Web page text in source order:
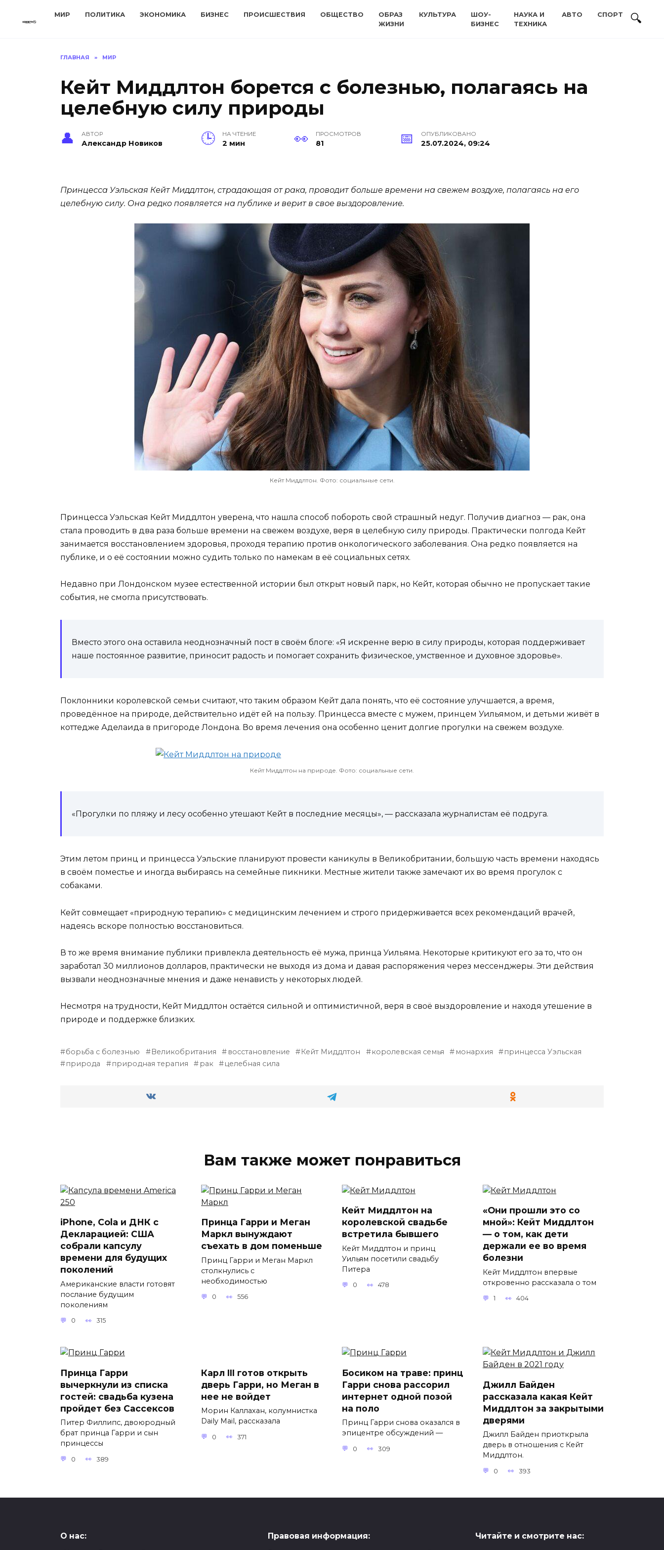
МИР ПОЛИТИКА ЭКОНОМИКА БИЗНЕС ПРОИСШЕСТВИЯ ОБЩЕСТВО
ОБРАЗ
ЖИЗНИ
КУЛЬТУРА
ШОУ-
БИЗНЕС
НАУКА И
ТЕХНИКА
АВТО СПОРТ
ГЛАВНАЯ » МИР
Кейт Миддлтон борется с болезнью, полагаясь на
целебную силу природы
АВТОР
Александр Новиков
НА ЧТЕНИЕ
2 мин
ПРОСМОТРОВ
81
ОПУБЛИКОВАНО
25.07.2024, 09:24
Принцесса Уэльская Кейт Миддлтон, страдающая от рака, проводит больше времени на свежем воздухе, полагаясь на его
целебную силу. Она редко появляется на публике и верит в свое выздоровление.
Кейт Миддлтон. Фото: социальные сети.
Принцесса Уэльская Кейт Миддлтон уверена, что нашла способ побороть свой страшный недуг. Получив диагноз — рак, она
стала проводить в два раза больше времени на свежем воздухе, веря в целебную силу природы. Практически полгода Кейт
занимается восстановлением здоровья, проходя терапию против онкологического заболевания. Она редко появляется на
публике, и о её состоянии можно судить только по намекам в её социальных сетях.
Недавно при Лондонском музее естественной истории был открыт новый парк, но Кейт, которая обычно не пропускает такие
события, не смогла присутствовать.
Вместо этого она оставила неоднозначный пост в своём блоге: «Я искренне верю в силу природы, которая поддерживает
наше постоянное развитие, приносит радость и помогает сохранить физическое, умственное и духовное здоровье».
Поклонники королевской семьи считают, что таким образом Кейт дала понять, что её состояние улучшается, а время,
проведённое на природе, действительно идёт ей на пользу. Принцесса вместе с мужем, принцем Уильямом, и детьми живёт в
коттедже Аделаида в пригороде Лондона. Во время лечения она особенно ценит долгие прогулки на свежем воздухе.
Кейт Миддлтон на природе. Фото: социальные сети.
«Прогулки по пляжу и лесу особенно утешают Кейт в последние месяцы», — рассказала журналистам её подруга.
Этим летом принц и принцесса Уэльские планируют провести каникулы в Великобритании, большую часть времени находясь
в своём поместье и иногда выбираясь на семейные пикники. Местные жители также замечают их во время прогулок с
собаками.
Кейт совмещает «природную терапию» с медицинским лечением и строго придерживается всех рекомендаций врачей,
надеясь вскоре полностью восстановиться.
В то же время внимание публики привлекла деятельность её мужа, принца Уильяма. Некоторые критикуют его за то, что он
заработал 30 миллионов долларов, практически не выходя из дома и давая распоряжения через мессенджеры. Эти действия
вызвали неоднозначные мнения и даже ненависть у некоторых людей.
Несмотря на трудности, Кейт Миддлтон остаётся сильной и оптимистичной, веря в своё выздоровление и находя утешение в
природе и поддержке близких.
борьба с болезнью Великобритания восстановление Кейт Миддлтон королевская семья монархия
принцесса Уэльская
природа
природная терапия рак целебная сила
Вам также может понравиться
iPhone, Cola и ДНК с
Декларацией: США
собрали капсулу
времени для будущих
поколений
Американские власти готовят
послание будущим
поколениям
0 315
Принца Гарри и Меган
Маркл вынуждают
съехать в дом поменьше
Принц Гарри и Меган Маркл
столкнулись с
необходимостью
0 556
Кейт Миддлтон на
королевской свадьбе
встретила бывшего
Кейт Миддлтон и принц
Уильям посетили свадьбу
Питера
0 478
«Они прошли это со
мной»: Кейт Миддлтон
— о том, как дети
держали ее во время
болезни
Кейт Миддлтон впервые
откровенно рассказала о том
1 404
Принца Гарри
вычеркнули из списка
гостей: свадьба кузена
пройдет без Сассексов
Питер Филлипс, двоюродный
брат принца Гарри и сын
принцессы
0 389
Карл III готов открыть
дверь Гарри, но Меган в
нее не войдет
Морин Каллахан, колумнистка
Daily Mail, рассказала
0 371
Босиком на траве: принц
Гарри снова рассорил
интернет одной позой
на поло
Принц Гарри снова оказался в
эпицентре обсуждений —
0 309
Джилл Байден
рассказала какая Кейт
Миддлтон за закрытыми
дверями
Джилл Байден приоткрыла
дверь в отношения с Кейт
Миддлтон.
0 393
О нас: Правовая информация: Читайте и смотрите нас: